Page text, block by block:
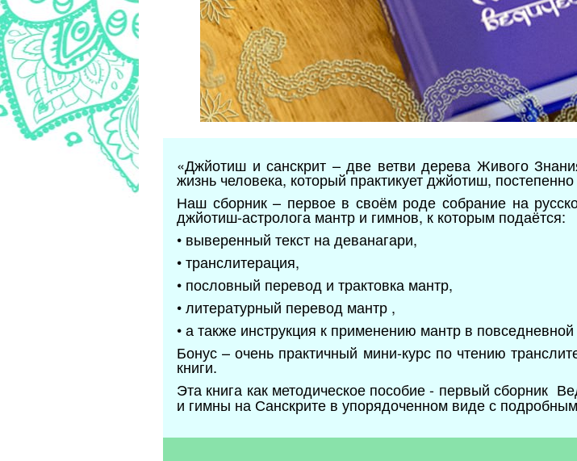
«Джйотиш и санскрит – две ветви дерева Живого
жизнь человека, который практикует джйотиш,
Наш сборник – первое в своём роде собрание на
джйотиш-астролога мантр и гимнов, к которым подаётся:
• выверенный текст на деванагари,
• транслитерация,
• пословный перевод и трактовка мантр,
• литературный перевод мантр ,
• а также инструкция к применению мантр в
Бонус – очень практичный мини-курс по чтению
книги.
Эта книга как методическое пособие - первый сборник
и гимны на Санскрите в упорядоченном виде с